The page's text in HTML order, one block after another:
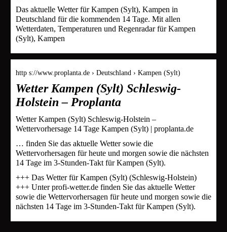
Das aktuelle Wetter für Kampen (Sylt), Kampen in
Deutschland für die kommenden 14 Tage. Mit allen
Wetterdaten, Temperaturen und Regenradar für Kampen
(Sylt), Kampen
http s://www.proplanta.de › Deutschland › Kampen (Sylt)
Wetter Kampen (Sylt) Schleswig-
Holstein – Proplanta
Wetter Kampen (Sylt) Schleswig-Holstein –
Wettervorhersage 14 Tage Kampen (Sylt) | proplanta.de
… finden Sie das aktuelle Wetter sowie die
Wettervorhersagen für heute und morgen sowie die nächsten
14 Tage im 3-Stunden-Takt für Kampen (Sylt).
+++ Das Wetter für Kampen (Sylt) (Schleswig-Holstein)
+++ Unter profi-wetter.de finden Sie das aktuelle Wetter
sowie die Wettervorhersagen für heute und morgen sowie die
nächsten 14 Tage im 3-Stunden-Takt für Kampen (Sylt).